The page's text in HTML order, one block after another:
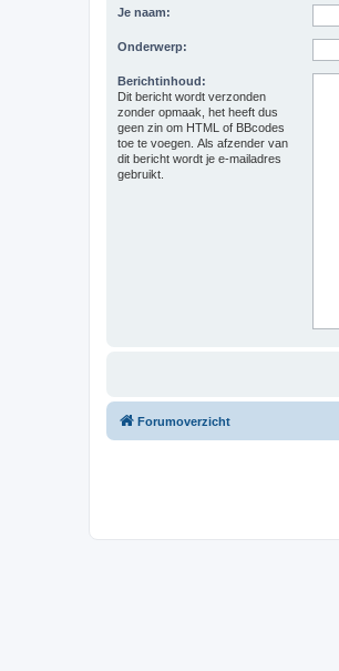
Je naam:
Onderwerp:
Berichtinhoud:
Dit bericht wordt verzonden
zonder opmaak, het heeft dus
geen zin om HTML of BBcodes
toe te voegen. Als afzender van
dit bericht wordt je e-mailadres
gebruikt.
Forumoverzicht